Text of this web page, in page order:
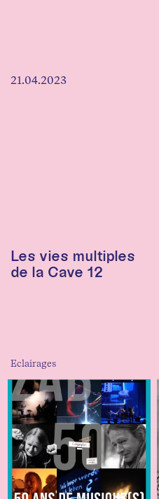
21.04.2023
Les vies multiples
de la Cave 12
Eclairages